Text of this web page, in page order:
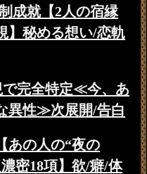
成就【2人の宿縁
】秘める想い/恋軌
完全特定≪今、あ
異性≫次展開/告白
あの人の“夜の
密18項】欲/癖/体